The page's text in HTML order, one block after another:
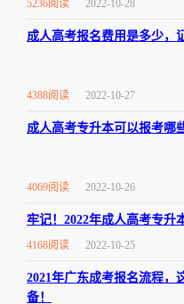
5236阅读 2022-10-28
成人高考报名费用是多少，
4388阅读 2022-10-27
成人高考专升本可以报考哪
4069阅读 2022-10-26
牢记！2022年成人高考专升
4168阅读 2022-10-25
2021年广东成考报名流程，
备！